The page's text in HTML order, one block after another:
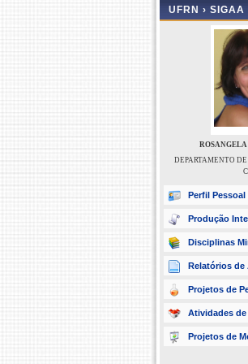
UFRN ›
DEPARTAMENTO
Perfil Pessoal
Produção
Disciplinas
Relatórios de
Projetos de
Atividades de
Projetos de